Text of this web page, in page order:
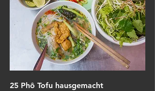
25 Phô Tofu hausgemacht